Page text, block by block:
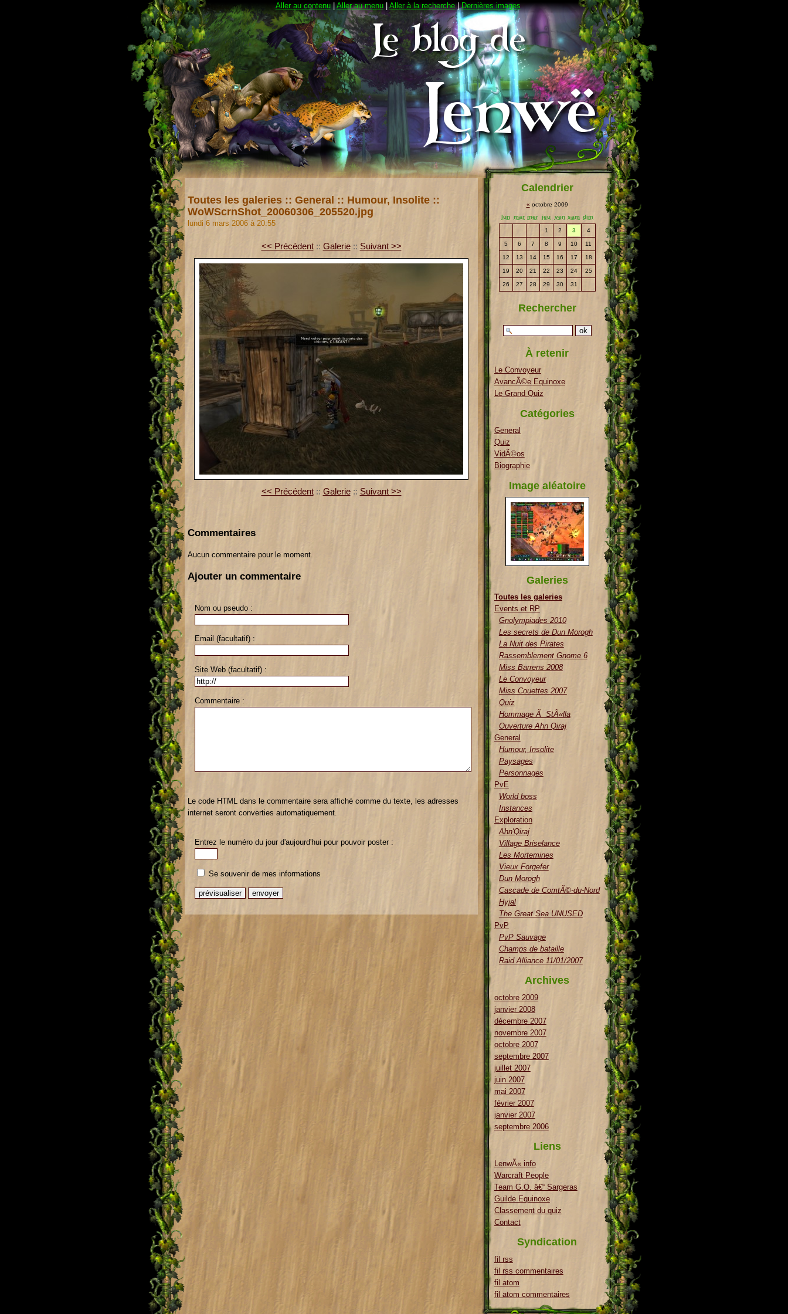
Aller au contenu|Aller au menu|Aller à la recherche|Dernières images
Toutes les galeries :: General :: Humour, Insolite ::
WoWScrnShot_20060306_205520.jpg
lundi 6 mars 2006 à 20:55
<< Précédent :: Galerie :: Suivant >>
<< Précédent :: Galerie :: Suivant >>
Commentaires
Aucun commentaire pour le moment.
Ajouter un commentaire
Nom ou pseudo :
Email (facultatif) :
Site Web (facultatif) :
Commentaire :
Le code HTML dans le commentaire sera affiché comme du texte, les adresses
internet seront converties automatiquement.
Entrez le numéro du jour d'aujourd'hui pour pouvoir poster :
Se souvenir de mes informations
Calendrier
« octobre 2009
lun mar mer jeu ven sam dim
1 2 3 4
5 6 7 8 9 10 11
12 13 14 15 16 17 18
19 20 21 22 23 24 25
26 27 28 29 30 31
Rechercher
À retenir
Le Convoyeur
AvancÃ©e Equinoxe
Le Grand Quiz
Catégories
General
Quiz
VidÃ©os
Biographie
Image aléatoire
Galeries
Toutes les galeries
Events et RP
Gnolympiades 2010
Les secrets de Dun Morogh
La Nuit des Pirates
Rassemblement Gnome 6
Miss Barrens 2008
Le Convoyeur
Miss Couettes 2007
Quiz
Hommage Ã StÃ«lla
Ouverture Ahn Qiraj
General
Humour, Insolite
Paysages
Personnages
PvE
World boss
Instances
Exploration
Ahn'Qiraj
Village Briselance
Les Mortemines
Vieux Forgefer
Dun Morogh
Cascade de ComtÃ©-du-Nord
Hyjal
The Great Sea UNUSED
PvP
PvP Sauvage
Champs de bataille
Raid Alliance 11/01/2007
Archives
octobre 2009
janvier 2008
décembre 2007
novembre 2007
octobre 2007
septembre 2007
juillet 2007
juin 2007
mai 2007
février 2007
janvier 2007
septembre 2006
Liens
LenwÃ« info
Warcraft People
Team G.O. â€“ Sargeras
Guilde Equinoxe
Classement du quiz
Contact
Syndication
fil rss
fil rss commentaires
fil atom
fil atom commentaires